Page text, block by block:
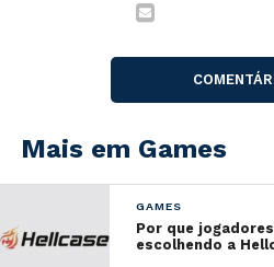
Segundo atualização de seu
Os investimentos em
quantidade de novas IP’s, já
AAAda companhia.
Mais em Games
GAMES
Por que
escolhendo a